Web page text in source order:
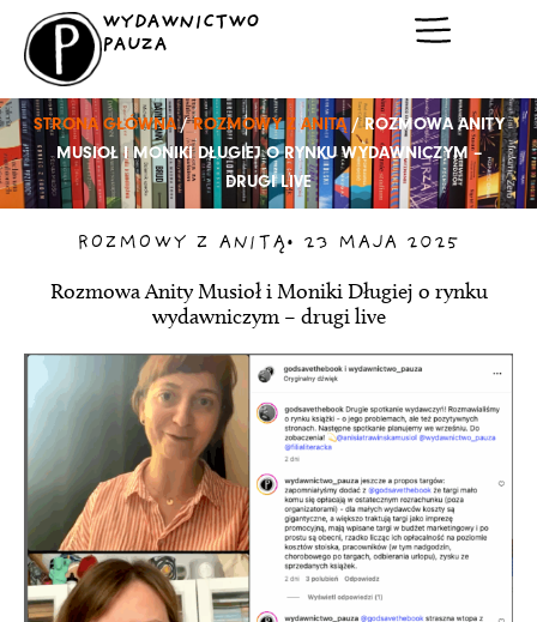
Przejdź
treści
WYDAWNICTWO
PAUZA
STRONA GŁÓWNA/ROZMOWY Z ANITĄ/ ROZMOWA ANITY
MUSIOŁ I MONIKI DŁUGIEJ O RYNKU WYDAWNICZYM –
DRUGI LIVE
ROZMOWY Z ANITĄ• 23 MAJA 2025
Rozmowa Anity Musioł i Moniki Długiej o rynku
wydawniczym – drugi live